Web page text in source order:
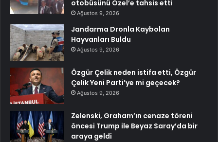
otobüsünü Özel’e tahsis etti
Ağustos 9, 2026
Jandarma Dronla Kaybolan
Hayvanları Buldu
Ağustos 9, 2026
Özgür Çelik neden istifa etti, Özgür
Çelik Yeni Parti’ye mi geçecek?
Ağustos 9, 2026
Zelenski, Graham’ın cenaze töreni
öncesi Trump ile Beyaz Saray’da bir
araya geldi